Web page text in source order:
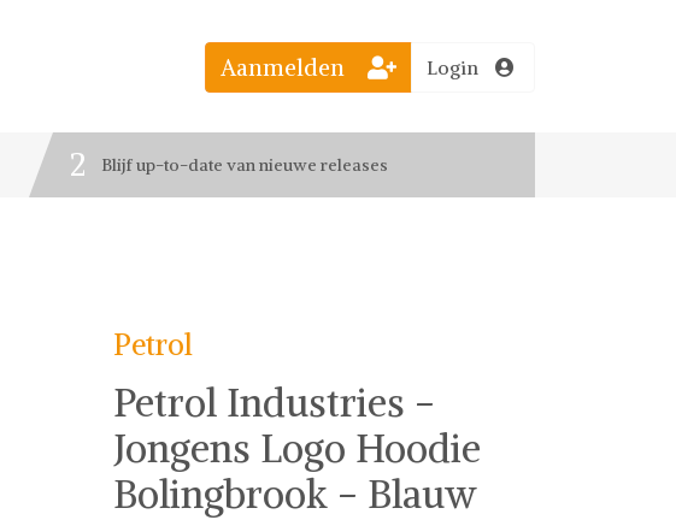
Bestel jouw favoriete looks
2 Blijf up-to-date van nieuwe releases
Aanmelden Login
Petrol
Petrol Industries -
Jongens Logo Hoodie
Bolingbrook - Blauw